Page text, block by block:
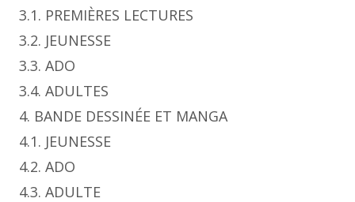
3.1. PREMIÈRES LECTURES
3.2. JEUNESSE
3.3. ADO
3.4. ADULTES
4. BANDE DESSINÉE ET MANGA
4.1. JEUNESSE
4.2. ADO
4.3. ADULTE